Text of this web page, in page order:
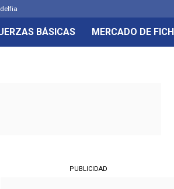
BÁSICAS MERCADO DE
PUBLICIDAD